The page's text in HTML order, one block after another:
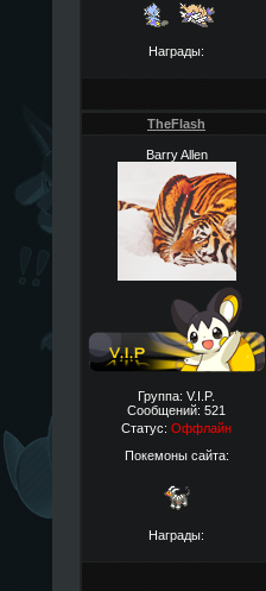
Награды:
TheFlаsh
Barry Allen
Группа: V.I.P.
Сообщений: 521
Статус: Оффлайн
Покемоны сайта:
Награды: